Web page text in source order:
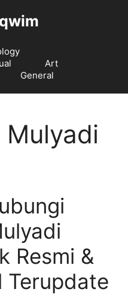
Art
General
Mulyadi
Resmi &
Terupdate